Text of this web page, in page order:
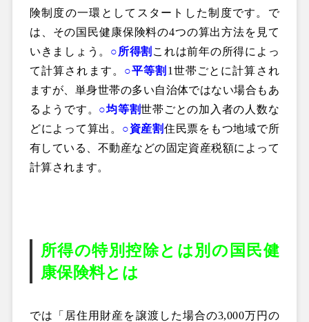
険制度の一環としてスタートした制度です。で
は、その国民健康保険料の4つの算出方法を見て
いきましょう。 ○所得割 これは前年の所得によっ
て計算されます。 ○平等割 1世帯ごとに計算され
ますが、単身世帯の多い自治体ではない場合もあ
るようです。 ○均等割世帯ごとの加入者の人数な
どによって算出。 ○資産割住民票をもつ地域で所
有している、不動産などの固定資産税額によって
計算されます。
所得の特別控除とは別の国民健
康保険料とは
では「居住用財産を譲渡した場合の3,000万円の